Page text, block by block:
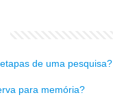
de uma pesquisa?
para memória?